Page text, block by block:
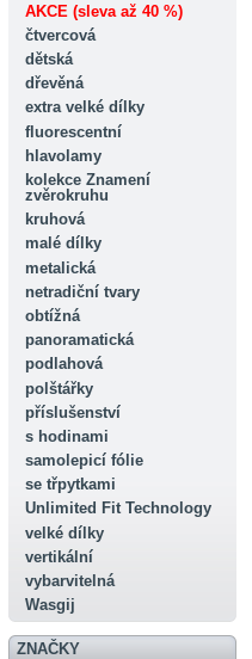
AKCE (sleva až 40 %)
čtvercová
dětská
dřevěná
extra velké dílky
fluorescentní
hlavolamy
kolekce Znamení
zvěrokruhu
kruhová
malé dílky
metalická
netradiční tvary
obtížná
panoramatická
podlahová
polštářky
příslušenství
s hodinami
samolepicí fólie
se třpytkami
Unlimited Fit Technology
velké dílky
vertikální
vybarvitelná
Wasgij
ZNAČKY